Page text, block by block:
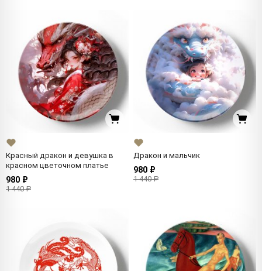
Красный дракон и девушка в
красном цветочном платье
980 ₽
1 440 ₽
Дракон и мальчик
980 ₽
1 440 ₽